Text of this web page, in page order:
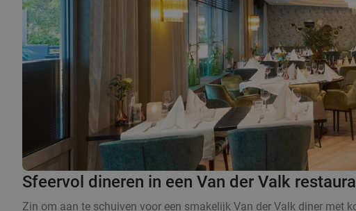
Sfeervol dineren in een Van der Valk
Zin om aan te schuiven voor een smakelijk Van der Valk diner met